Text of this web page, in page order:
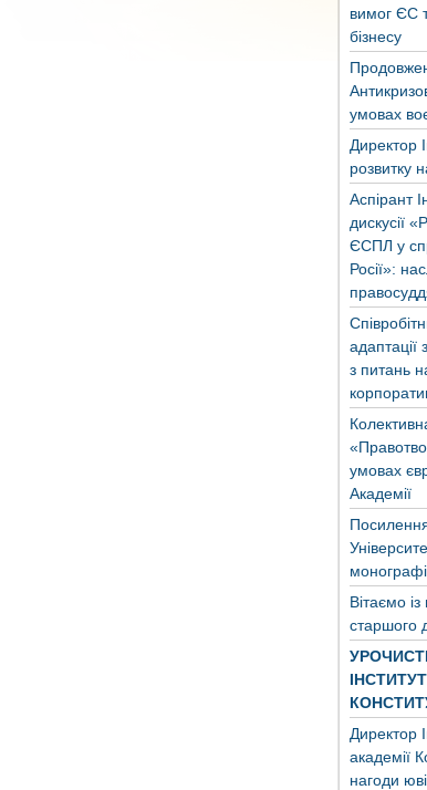
вимог ЄС
бізнесу
умовах
Директор
розвитку
Аспірант
дискусії
ЄСПЛ у
Росії»:
з питань
умовах
Академії
Посилення
Вітаємо
старшого
Директор
академії
нагоди